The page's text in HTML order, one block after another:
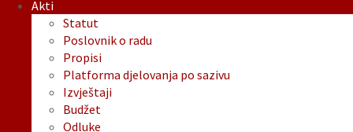
Akti
Statut
Poslovnik o radu
Propisi
Platforma djelovanja po sazivu
Izvještaji
Budžet
Odluke